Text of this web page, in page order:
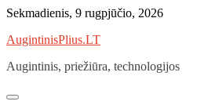
Skip
content
Sekmadienis, 9 rugpjūčio, 2026
AugintinisPlius.LT
Augintinis, priežiūra, technologijos